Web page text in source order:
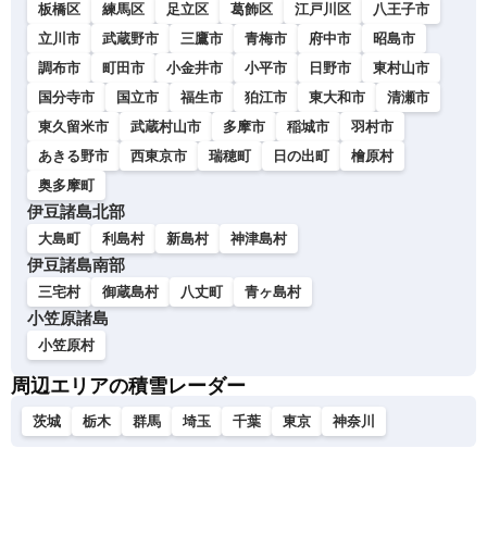
板橋区
練馬区 足立区 葛飾区 江戸川区
八王子市
立川市
武蔵野市 三鷹市 青梅市 府中市
昭島市
調布市
町田市 小金井市 小平市 日野市
東村山市
国分寺市
国立市 福生市 狛江市 東大和市
清瀬市
東久留米市
武蔵村山市 多摩市 稲城市
羽村市
あきる野市
西東京市 瑞穂町 日の出町
檜原村
奥多摩町
伊豆諸島北部
大島町 利島村 新島村 神津島村
伊豆諸島南部
三宅村 御蔵島村 八丈町 青ヶ島村
小笠原諸島
小笠原村
周辺エリアの積雪レーダー
茨城 栃木 群馬 埼玉 千葉 東京 神奈川